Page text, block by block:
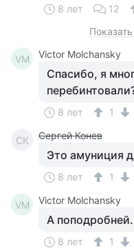
8 лет 12
VM Victor Molchansky
Спасибо, я
8 лет 1
СК Сергей Конев
Это амуниция
8 лет 1
VM Victor Molchansky
А
8 лет 1